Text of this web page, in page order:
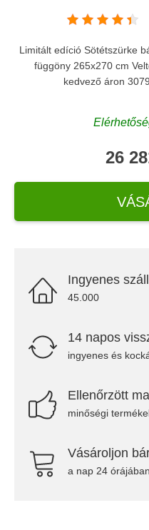
Limitált edíció Sötétszürke
függöny 265x270 cm
kedvező áron
26
Ingyenes
45.000
14 napos
ingyenes és
Ellenőrzött
minőségi
Vásároljon
a nap 24